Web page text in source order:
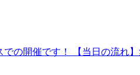
の開催です！ 【当日の流れ